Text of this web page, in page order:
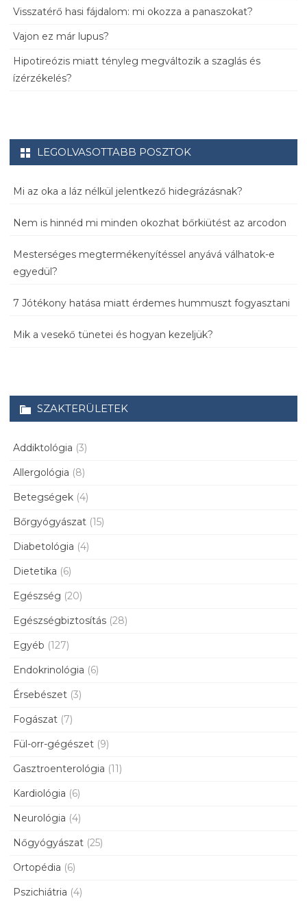
Visszatérő hasi fájdalom: mi okozza a panaszokat?
Vajon ez már lupus?
Hipotireózis miatt tényleg megváltozik a szaglás és
ízérzékelés?
LEGOLVASOTTABB POSZTOK
Mi az oka a láz nélkül jelentkező hidegrázásnak?
Nem is hinnéd mi minden okozhat bőrkiütést az arcodon
Mesterséges megtermékenyítéssel anyává válhatok-e
egyedül?
7 Jótékony hatása miatt érdemes hummuszt fogyasztani
Mik a vesekő tünetei és hogyan kezeljük?
SZAKTERÜLETEK
Addiktológia (3)
Allergológia (8)
Betegségek (4)
Bőrgyógyászat (15)
Diabetológia (4)
Dietetika (6)
Egészség (20)
Egészségbiztosítás (28)
Egyéb (127)
Endokrinológia (6)
Érsebészet (3)
Fogászat (7)
Fül-orr-gégészet (9)
Gasztroenterológia (11)
Kardiológia (6)
Neurológia (4)
Nőgyógyászat (25)
Ortopédia (6)
Pszichiátria (4)